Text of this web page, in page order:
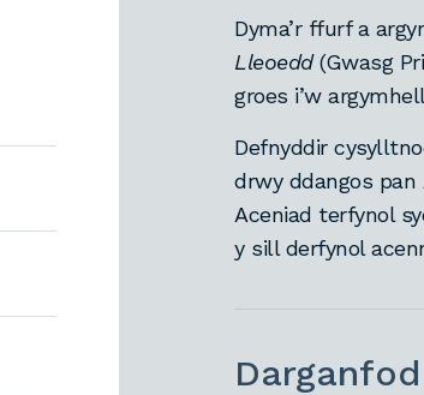
Dyma’r ffurf a
Lleoedd(Gwasg
groes i’w
Defnyddir
drwy ddangos pan
Aceniad terfynol
y sill derfynol